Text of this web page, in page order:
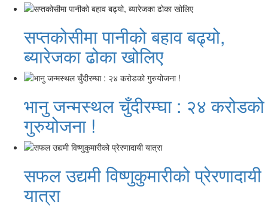
सप्तकोसीमा पानीको बहाव बढ्यो,
ब्यारेजका ढोका खोलिए
भानु जन्मस्थल चुँदीरम्घा : २४ करोडको
गुरुयोजना !
सफल उद्यमी विष्णुकुमारीको प्रेरणादायी
यात्रा